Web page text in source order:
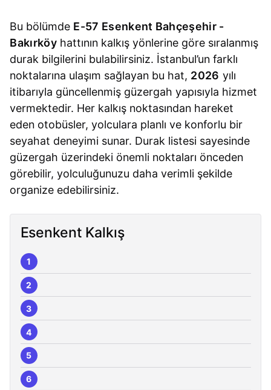
Bu bölümde E-57 Esenkent Bahçeşehir -
Bakırköyhattının kalkış yönlerine göre sıralanmış
durak bilgilerini bulabilirsiniz. İstanbul’un farklı
noktalarına ulaşım sağlayan bu hat, 2026 yılı
itibarıyla güncellenmiş güzergah yapısıyla hizmet
vermektedir. Her kalkış noktasından hareket
eden otobüsler, yolculara planlı ve konforlu bir
seyahat deneyimi sunar. Durak listesi sayesinde
güzergah üzerindeki önemli noktaları önceden
görebilir, yolculuğunuzu daha verimli şekilde
organize edebilirsiniz.
Esenkent Kalkış
1
2
3
4
5
6